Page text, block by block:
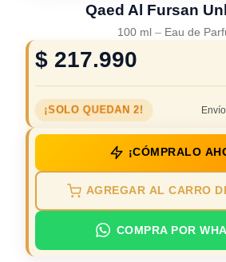
Qaed Al Fursan
100 ml – Eau de
$ 217.990
¡SOLO QUEDAN 2!
¡CÓMPRALO
AGREGAR AL CARRO
COMPRA POR